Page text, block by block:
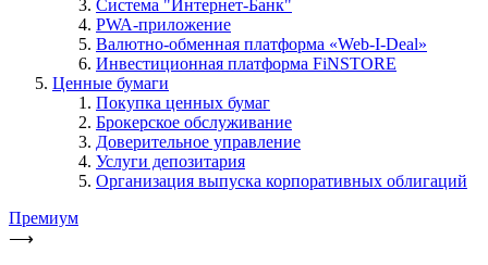
Система "Интернет-Банк"
PWA-приложение
Валютно-обменная платформа «Web-I-Deal»
Инвестиционная платформа FiNSTORE
Ценные бумаги
Покупка ценных бумаг
Брокерское обслуживание
Доверительное управление
Услуги депозитария
Организация выпуска корпоративных облигаций
Премиум
⟶